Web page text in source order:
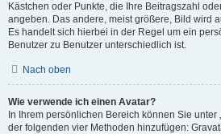
Kästchen oder Punkte, die Ihre Beitragszahl
angeben. Das andere, meist größere, Bild wird
Es handelt sich hierbei in der Regel um ein
Benutzer zu Benutzer unterschiedlich ist.
Nach oben
Wie verwende ich einen Avatar?
In Ihrem persönlichen Bereich können Sie unter
der folgenden vier Methoden hinzufügen: